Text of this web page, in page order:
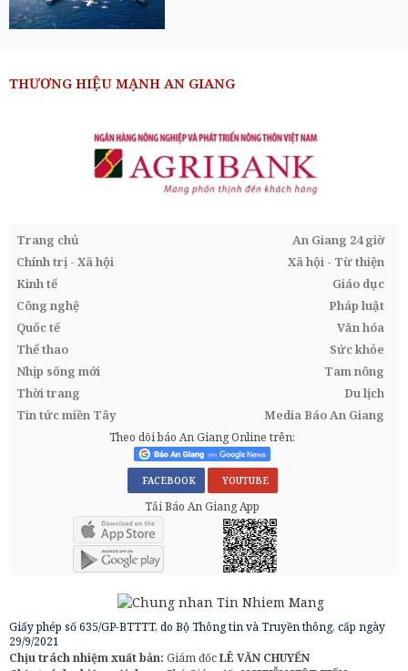
THƯƠNG HIỆU MẠNH AN GIANG
Trang chủ
An Giang 24 giờ
Chính trị - Xã hội
Xã hội - Từ thiện
Kinh tế
Giáo dục
Công nghệ
Pháp luật
Quốc tế
Văn hóa
Thể thao
Sức khỏe
Nhịp sống mới
Tam nông
Thời trang
Du lịch
Tin tức miền Tây
Media Báo An Giang
Theo dõi báo An Giang Online trên:
FACEBOOK YOUTUBE
Tải Báo An Giang App
Giấy phép số 635/GP-BTTTT, do Bộ Thông tin và Truyền thông, cấp ngày
29/9/2021
Chịu trách nhiệm xuất bản: Giám đốcLÊ VĂN CHUYỂN